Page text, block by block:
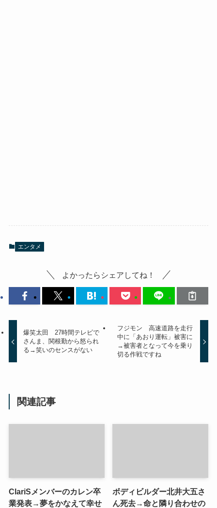
エンタメ
よかったらシェアしてね！
爆笑太田 27時間テレビで
さんま、関根勤から怒られ
る→笑いのセンスがない
フジモン 高速道路を走行
中に「あおり運転」被害に
→被害者となって今を乗り
切る作戦ですね
関連記事
ClariSメンバーのカレン卒
業発表→夢をかなえて幸せ
ボディビルダー北井大五さ
ん死去→命と隣り合わせの